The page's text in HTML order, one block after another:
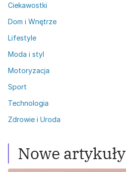
Ciekawostki
Dom i Wnętrze
Lifestyle
Moda i styl
Motoryzacja
Sport
Technologia
Zdrowie i Uroda
Nowe artykuły